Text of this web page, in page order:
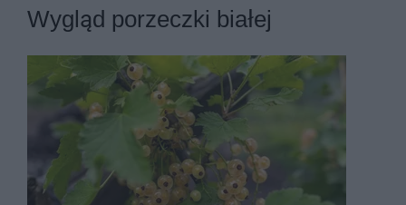
Porzeczka biała (cultivar) znana pod łacińską nazwą
Jej miejsce pochodzenia to Anglia, a w polskich
Podstawowymi walorami porzeczki białej są
dla ptaków. Ribes rubrum białe odmiany jest jadalna.
Ribes rubrum białe odmiany rośnie rocznie od 40 do
Wygląd porzeczki białej